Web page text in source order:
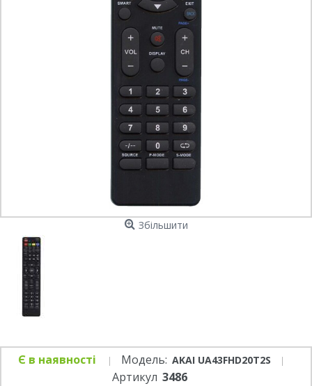
Збільшити
Є в наявності Модель: AKAI UA43FHD20T2S
Артикул 3486